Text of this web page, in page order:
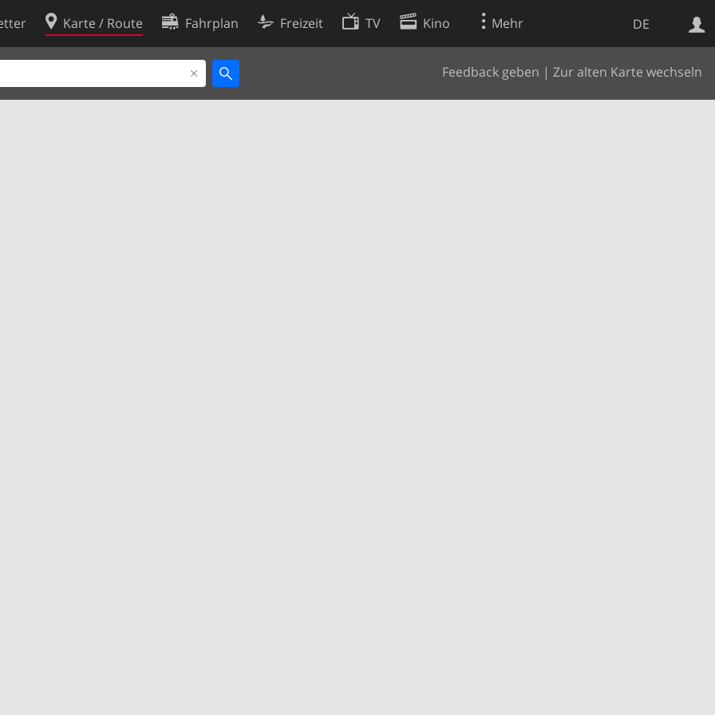
DE
Karte / Route Fahrplan Freizeit TV Kino Mehr
Feedback geben | Zur alten Karte wechseln
Websuche
Cookie-Richtlinie
Cookie-Einstellungen